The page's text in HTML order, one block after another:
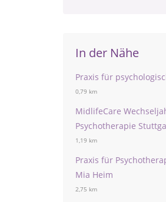
In der Nähe
Praxis für
0,79 km
MidlifeCare
Psychotherapie
1,19 km
Praxis für
Mia Heim
2,75 km